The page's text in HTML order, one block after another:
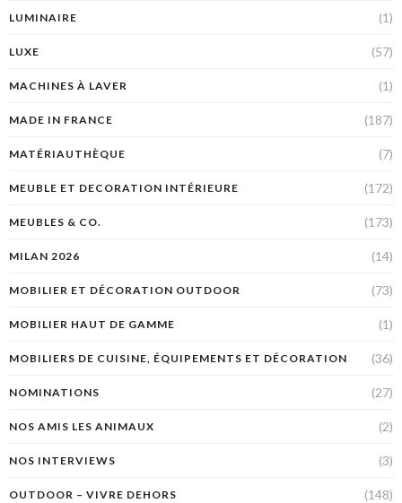
LUMINAIRE (1)
LUXE (57)
MACHINES À LAVER (1)
MADE IN FRANCE (187)
MATÉRIAUTHÈQUE (7)
MEUBLE ET DECORATION INTÉRIEURE (172)
MEUBLES & CO. (173)
MILAN 2026 (14)
MOBILIER ET DÉCORATION OUTDOOR (73)
MOBILIER HAUT DE GAMME (1)
MOBILIERS DE CUISINE, ÉQUIPEMENTS ET DÉCORATION (36)
NOMINATIONS (27)
NOS AMIS LES ANIMAUX (2)
NOS INTERVIEWS (3)
OUTDOOR – VIVRE DEHORS (148)